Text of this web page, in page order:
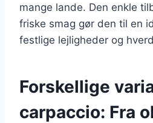
mange lande. Den enkle
friske smag gør den til en
festlige lejligheder og
Forskellige
carpaccio: Fra